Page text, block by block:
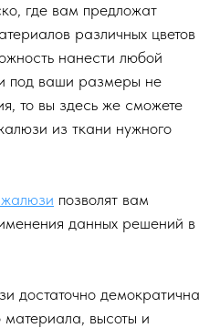
где вам предложат
различных цветов
нанести любой
под ваши размеры не
то вы здесь же сможете
из ткани нужного
жалюзи позволят вам
данных решений в
достаточно демократична
материала, высоты и